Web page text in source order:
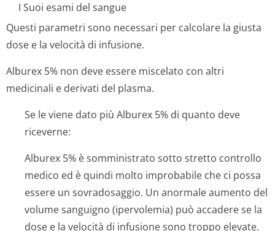
I Suoi esami del sangue
Questi parametri sono necessari per calcolare la giusta
dose e la velocità di infusione.
Alburex 5% non deve essere miscelato con altri
medicinali e derivati del plasma.
Se le viene dato più Alburex 5% di quanto deve
riceverne:
Alburex 5% è somministrato sotto stretto controllo
medico ed è quindi molto improbabile che ci possa
essere un sovradosaggio. Un anormale aumento del
volume sanguigno (ipervolemia) può accadere se la
dose e la velocità di infusione sono troppo elevate.